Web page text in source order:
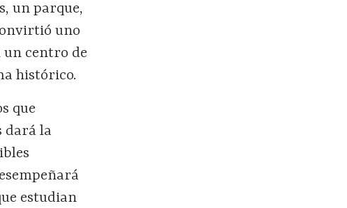
un parque,
uno
un centro de
histórico.
que
dará la
estudian